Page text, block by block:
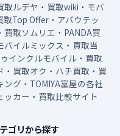
取ルデヤ・買取wiki・モバ
Top Offer・アバウテッ
取ソムリエ・PANDA買
イルミックス・買取当
インクルモバイル・買取
買取オク・ハチ買取・買
グ・TOMIYA富屋の各社
カー・買取比較サイト
ゴリから探す